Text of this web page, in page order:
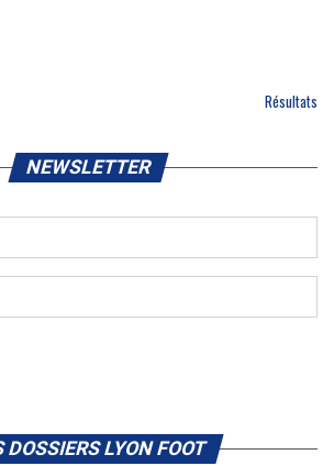
Résultats
NEWSLETTER
DOSSIERS LYON FOOT